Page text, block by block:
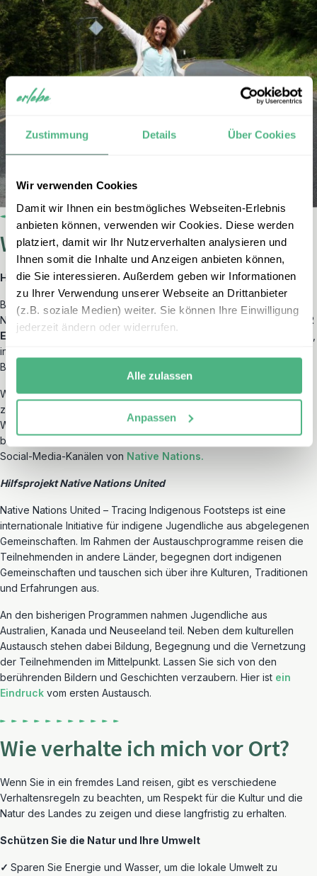
Zustimmung Details Über Cookies
Wir verwenden Cookies
Damit wir Ihnen ein bestmögliches Webseiten-Erlebnis
anbieten können, verwenden wir Cookies. Diese werden
platziert, damit wir Ihr Nutzerverhalten analysieren und
Ihnen somit die Inhalte und Anzeigen anbieten können,
die Sie interessieren. Außerdem geben wir Informationen
zu Ihrer Verwendung unserer Webseite an Drittanbieter
(z.B. soziale Medien) weiter. Sie können Ihre Einwilligung
jederzeit ändern oder widerrufen.
Alle zulassen
Anpassen
Wo können Sie unterstützen?
Hilfsprojekt
Bei Ihrer Buchung können Sie selbst entscheiden, ob Sie Native
Nations unterstützen möchten. Als Spendenbetrag sind zunächst
12
Euro pro Buchung
indem Sie die gewünschte Spendenhöhe im Kommentarfeld des
Buchungsformulars angeben.
Wir leiten den von Ihnen gewählten Betrag ohne Abzug gesammelt
zu Beginn des folgenden Jahres an Native Nations United weiter.
Weitere Informationen über die Initiative, ihre Programme und die
bisherigen Austausche finden Sie auf der Webseite und den
Social-Media-Kanälen von Native Nations.
Hilfsprojekt Native Nations United
Native Nations United – Tracing Indigenous Footsteps ist eine
internationale Initiative für indigene Jugendliche aus abgelegenen
Gemeinschaften. Im Rahmen der Austauschprogramme reisen die
Teilnehmenden in andere Länder, begegnen dort indigenen
Gemeinschaften und tauschen sich über ihre Kulturen, Traditionen
und Erfahrungen aus.
An den bisherigen Programmen nahmen Jugendliche aus
Australien, Kanada und Neuseeland teil. Neben dem kulturellen
Austausch stehen dabei Bildung, Begegnung und die Vernetzung
der Teilnehmenden im Mittelpunkt. Lassen Sie sich von den
berührenden Bildern und Geschichten verzaubern. Hier ist ein
Eindruck vom ersten Austausch.
Wie verhalte ich mich vor Ort?
Wenn Sie in ein fremdes Land reisen, gibt es verschiedene
Verhaltensregeln zu beachten, um Respekt für die Kultur und die
Natur des Landes zu zeigen und diese langfristig zu erhalten.
Schützen Sie die Natur und Ihre Umwelt
✓ Sparen Sie Energie und Wasser, um die lokale Umwelt zu